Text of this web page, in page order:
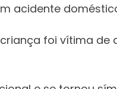
acidente
foi vítima